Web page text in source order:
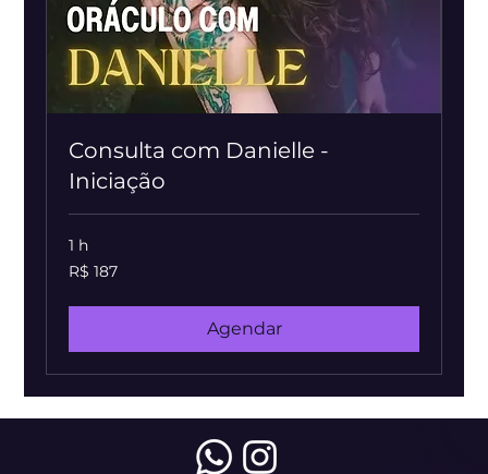
Consulta com Danielle -
Iniciação
1 h
187
Reais
R$ 187
Agendar